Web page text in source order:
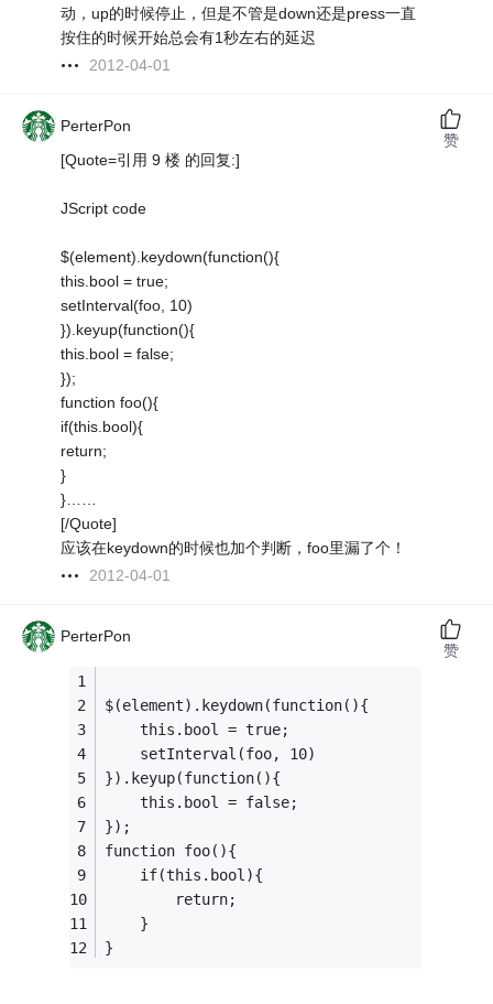
动，up的时候停止，但是不管是down还是press一直
按住的时候开始总会有1秒左右的延迟
2012-04-01
PerterPon
[Quote=引用 9 楼 的回复:]
JScript code
$(element).keydown(function(){
this.bool = true;
setInterval(foo, 10)
}).keyup(function(){
this.bool = false;
});
function foo(){
if(this.bool){
return;
}
}……
[/Quote]
应该在keydown的时候也加个判断，foo里漏了个！
2012-04-01
赞
PerterPon
$(element).keydown(function(){
    this.bool = true;
    setInterval(foo, 10)
}).keyup(function(){
    this.bool = false;
});
function foo(){
    if(this.bool){
        return;
    }
}
赞